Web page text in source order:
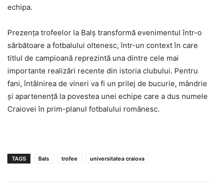
echipa.
Prezența trofeelor la Balș transformă evenimentul într-o
sărbătoare a fotbalului oltenesc, într-un context în care
titlul de campioană reprezintă una dintre cele mai
importante realizări recente din istoria clubului. Pentru
fani, întâlnirea de vineri va fi un prilej de bucurie, mândrie
și apartenență la povestea unei echipe care a dus numele
Craiovei în prim-planul fotbalului românesc.
TAGS Bals trofee universitatea craiova